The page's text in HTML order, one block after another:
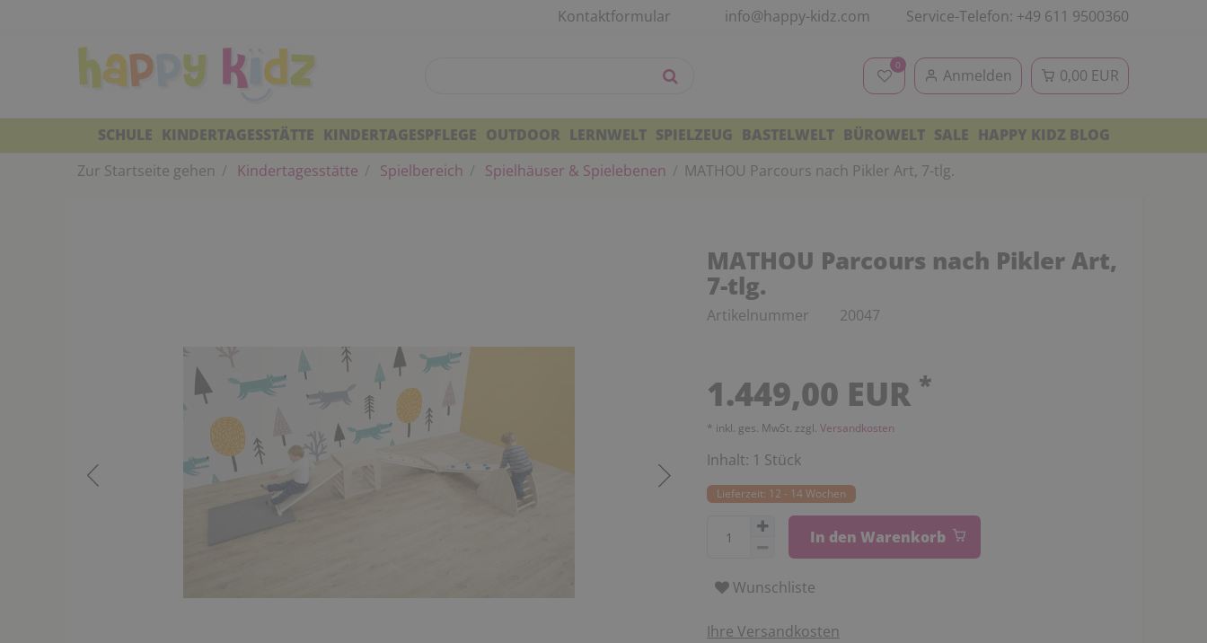
Kontaktformular info@happy-kidz.com Service-Telefon: +49 611 9500360
0
Anmelden 0,00 EUR
SCHULE KINDERTAGESSTÄTTE KINDERTAGESPFLEGE OUTDOOR LERNWELT SPIELZEUG BASTELWELT BÜROWELT SALE HAPPY KIDZ BLOG
Zur Startseite gehen
Kindertagesstätte Spielbereich Spielhäuser & Spielebenen MATHOU Parcours nach Pikler Art, 7-tlg.
MATHOU Parcours nach Pikler Art,
7-tlg.
Artikelnummer 20047
1.449,00 EUR *
* inkl. ges. MwSt. zzgl. Versandkosten
Inhalt: 1 Stück
Lieferzeit: 12 - 14 Wochen
In den Warenkorb
Wunschliste
Ihre Versandkosten